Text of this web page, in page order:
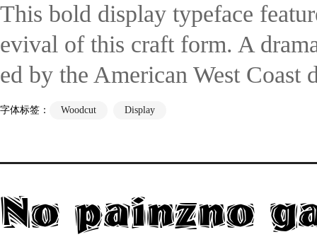
This bold display typeface
evival of this craft form. A
ed by the American West Coast
字体标签： Woodcut Display
No painzno